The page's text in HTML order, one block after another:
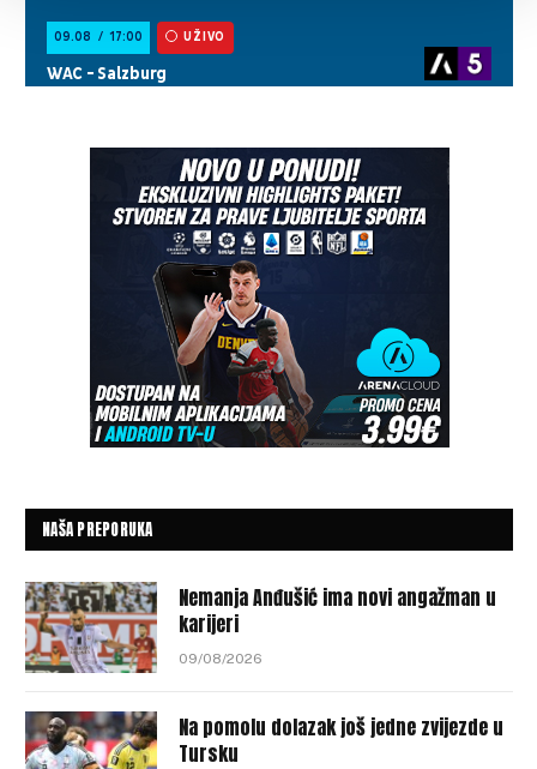
NAŠA PREPORUKA
Nemanja Anđušić ima novi angažman u
karijeri
09/08/2026
Na pomolu dolazak još jedne zvijezde u
Tursku